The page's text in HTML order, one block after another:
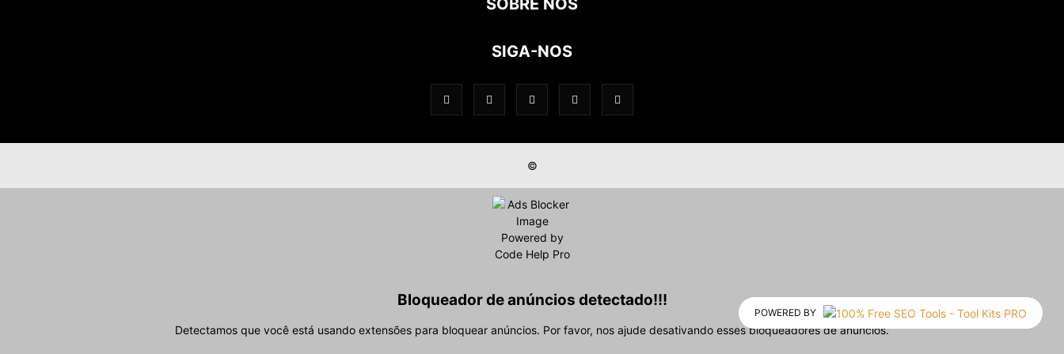
SOBRE NÓS
SIGA-NOS
©
Bloqueador de anúncios detectado!!!
Detectamos que você está usando extensões para bloquear anúncios. Por favor, nos ajude desativando esses bloqueadores de anúncios.
POWERED BY